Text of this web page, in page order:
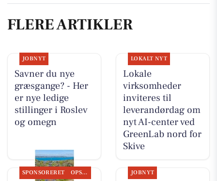
FLERE ARTIKLER
JOBNYT
Savner du nye
græsgange? - Her
er nye ledige
stillinger i Roslev
og omegn
LOKALT NYT
Lokale
virksomheder
inviteres til
leverandørdag om
nyt AI-center ved
GreenLab nord for
Skive
SPONSORERET OPSLAGSTAVLEN JOBNYT